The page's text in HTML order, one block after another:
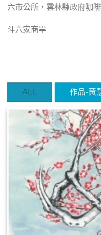
六市公所，雲林縣政府咖
斗六家商畢
ALL 作品-黃